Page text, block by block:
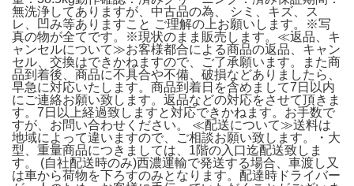
無洗浄してありますが、中古品の為、 シミ、キズ、ス
レ、凹み等ありますこと ご理解の上お願いします。※写
真の物が全てです。※現状のまま販売します。≪返品、キ
ャンセルについて≫お客様都合による商品の返品、キャン
セル、交換はできかねますので、ご了承願います。また商
品到着後、商品に不具合や不備、破損などありましたら、
早急に対応いたします。商品到着日を含めまして7日以内
にご連絡お願い致します。返品などの対応をさせて頂きま
す。7日以上経過致しますと対応できかねます。お手数で
すが、お問い合わせください。 ≪配送について≫送料は
地域によって違いますので、ご相談お願い致します。・大
型、重量商品につきましては、1階の入口迄配送致しま
す。 (自社配送時のみ)西濃運輸で発送する場合、車渡し又
は車から荷物を下ろすのみとなります。配達時ドライバー